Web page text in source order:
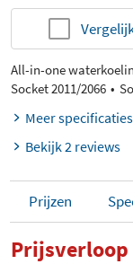
All-in-one
Socket 2011/2066
Meer specificaties
Bekijk 2 reviews
Prijzen
Prijsverloop